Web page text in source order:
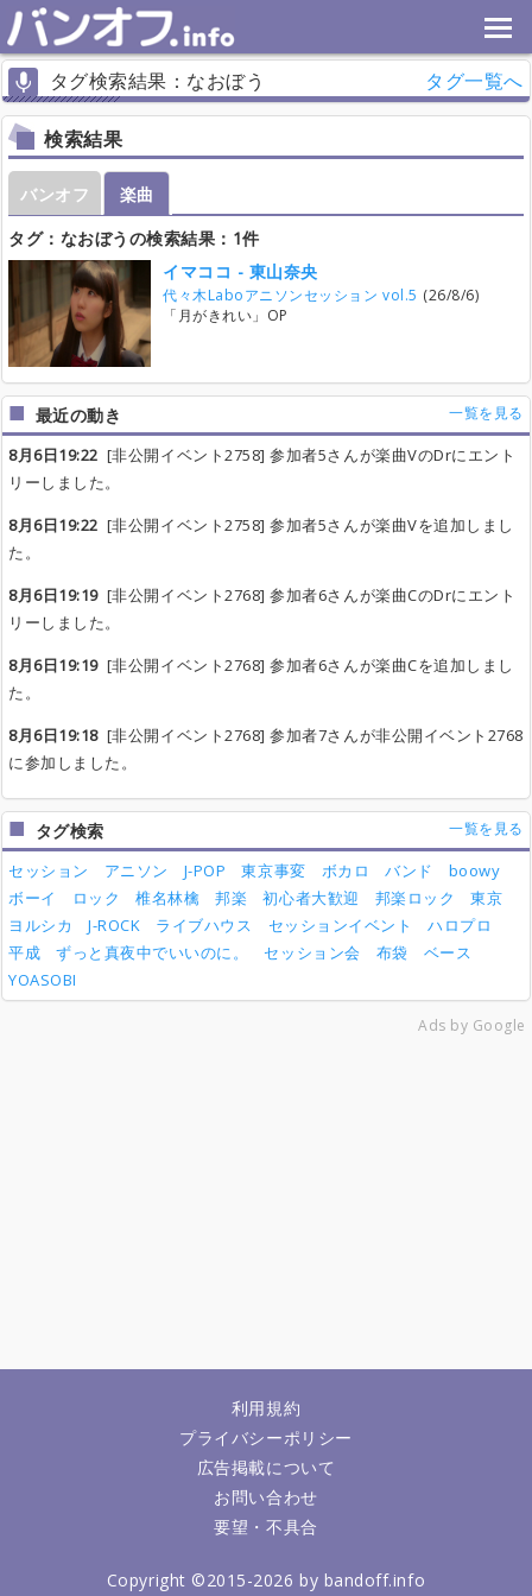
タグ検索結果：なおぼう タグ一覧へ
検索結果
バンオフ
楽曲
タグ：なおぼうの検索結果：1件
イマココ - 東山奈央
代々木Laboアニソンセッション vol.5 (26/8/6)
「月がきれい」OP
最近の動き 一覧を見る
8月6日19:22 [非公開イベント2758] 参加者5さんが楽曲VのDrにエント
リーしました。
8月6日19:22 [非公開イベント2758] 参加者5さんが楽曲Vを追加しまし
た。
8月6日19:19[非公開イベント2768] 参加者6さんが楽曲CのDrにエント
リーしました。
8月6日19:19[非公開イベント2768] 参加者6さんが楽曲Cを追加しまし
た。
8月6日19:18[非公開イベント2768] 参加者7さんが非公開イベント2768
に参加しました。
タグ検索 一覧を見る
セッション アニソン J-POP 東京事変 ボカロ バンド
boowy
ボーイ
ロック 椎名林檎 邦楽 初心者大歓迎 邦楽ロック
東京
ヨルシカ
J-ROCK ライブハウス セッションイベント
ハロプロ
平成
ずっと真夜中でいいのに。 セッション会 布袋
ベース
YOASOBI
Ads by Google
利用規約
プライバシーポリシー
広告掲載について
お問い合わせ
要望・不具合
Copyright ©2015-2026 by bandoff.info